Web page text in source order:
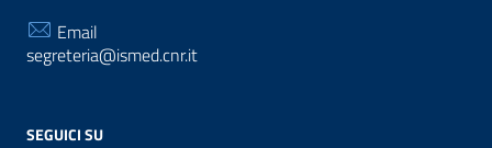
Email
segreteria@ismed.cnr.it
SEGUICI SU